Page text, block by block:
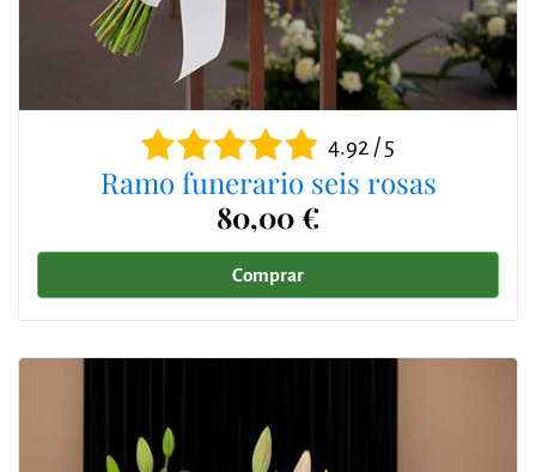
4.92 / 5
Ramo funerario seis rosas
80,00 €
Comprar